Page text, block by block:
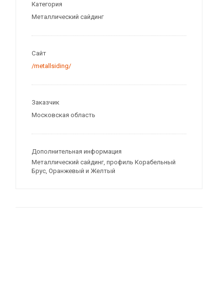
Категория
Металлический сайдинг
Сайт
/metallsiding/
Заказчик
Московская область
Дополнительная информация
Металлический сайдинг, профиль Корабельный
Брус, Оранжевый и Желтый